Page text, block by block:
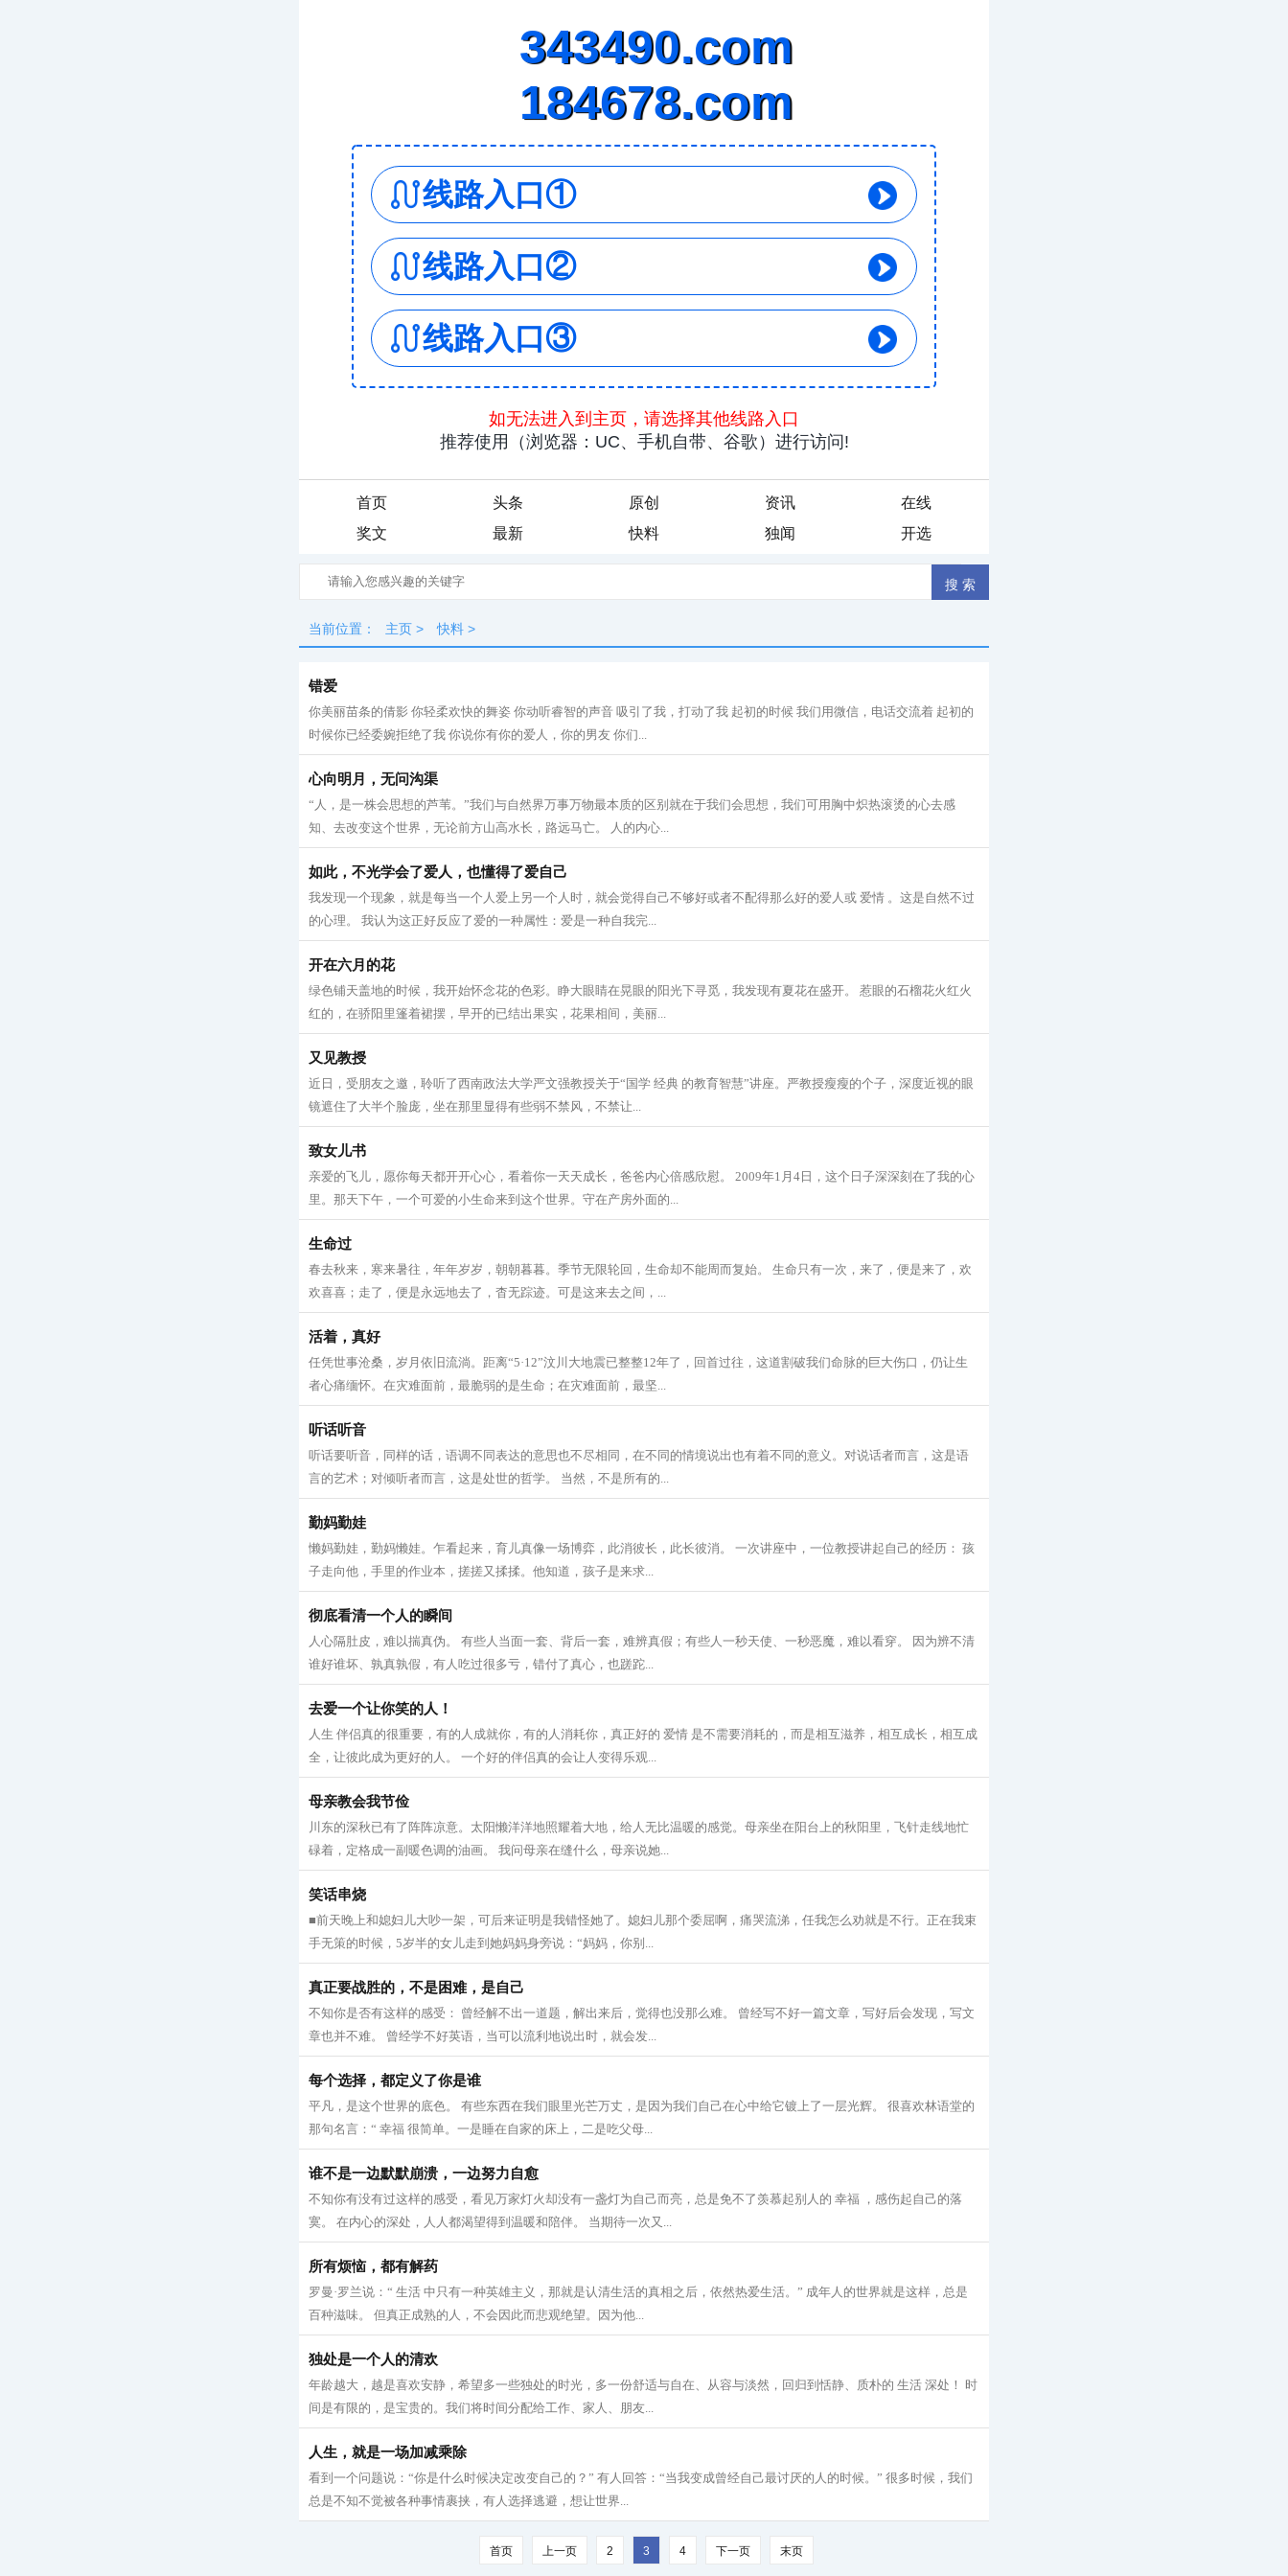
首页 头条 原创 资讯
在线
奖文
最新 快料 独闻 开选
当前位置： 主页 > 快料 >
错爱
你美丽苗条的倩影 你轻柔欢快的舞姿 你动听睿智的声音 吸引了我，打动了我 起初的时候 我们用微信，电话交流着 起初的
时候你已经委婉拒绝了我 你说你有你的爱人，你的男友 你们...
心向明月，无问沟渠
“人，是一株会思想的芦苇。”我们与自然界万事万物最本质的区别就在于我们会思想，我们可用胸中炽热滚烫的心去感
知、去改变这个世界，无论前方山高水长，路远马亡。 人的内心...
如此，不光学会了爱人，也懂得了爱自己
我发现一个现象，就是每当一个人爱上另一个人时，就会觉得自己不够好或者不配得那么好的爱人或 爱情 。这是自然不过
的心理。 我认为这正好反应了爱的一种属性：爱是一种自我完...
开在六月的花
绿色铺天盖地的时候，我开始怀念花的色彩。睁大眼睛在晃眼的阳光下寻觅，我发现有夏花在盛开。 惹眼的石榴花火红火
红的，在骄阳里篷着裙摆，早开的已结出果实，花果相间，美丽...
又见教授
近日，受朋友之邀，聆听了西南政法大学严文强教授关于“国学 经典 的教育智慧”讲座。严教授瘦瘦的个子，深度近视的眼
镜遮住了大半个脸庞，坐在那里显得有些弱不禁风，不禁让...
致女儿书
亲爱的飞儿，愿你每天都开开心心，看着你一天天成长，爸爸内心倍感欣慰。 2009年1月4日，这个日子深深刻在了我的心
里。那天下午，一个可爱的小生命来到这个世界。守在产房外面的...
生命过
春去秋来，寒来暑往，年年岁岁，朝朝暮暮。季节无限轮回，生命却不能周而复始。 生命只有一次，来了，便是来了，欢
欢喜喜；走了，便是永远地去了，杳无踪迹。可是这来去之间，...
活着，真好
任凭世事沧桑，岁月依旧流淌。距离“5·12”汶川大地震已整整12年了，回首过往，这道割破我们命脉的巨大伤口，仍让生
者心痛缅怀。在灾难面前，最脆弱的是生命；在灾难面前，最坚...
听话听音
听话要听音，同样的话，语调不同表达的意思也不尽相同，在不同的情境说出也有着不同的意义。对说话者而言，这是语
言的艺术；对倾听者而言，这是处世的哲学。 当然，不是所有的...
勤妈勤娃
懒妈勤娃，勤妈懒娃。乍看起来，育儿真像一场博弈，此消彼长，此长彼消。 一次讲座中，一位教授讲起自己的经历： 孩
子走向他，手里的作业本，搓搓又揉揉。他知道，孩子是来求...
彻底看清一个人的瞬间
人心隔肚皮，难以揣真伪。 有些人当面一套、背后一套，难辨真假；有些人一秒天使、一秒恶魔，难以看穿。 因为辨不清
谁好谁坏、孰真孰假，有人吃过很多亏，错付了真心，也蹉跎...
去爱一个让你笑的人！
人生 伴侣真的很重要，有的人成就你，有的人消耗你，真正好的 爱情 是不需要消耗的，而是相互滋养，相互成长，相互成
全，让彼此成为更好的人。 一个好的伴侣真的会让人变得乐观...
母亲教会我节俭
川东的深秋已有了阵阵凉意。太阳懒洋洋地照耀着大地，给人无比温暖的感觉。母亲坐在阳台上的秋阳里，飞针走线地忙
碌着，定格成一副暖色调的油画。 我问母亲在缝什么，母亲说她...
笑话串烧
■前天晚上和媳妇儿大吵一架，可后来证明是我错怪她了。媳妇儿那个委屈啊，痛哭流涕，任我怎么劝就是不行。正在我束
手无策的时候，5岁半的女儿走到她妈妈身旁说：“妈妈，你别...
真正要战胜的，不是困难，是自己
不知你是否有这样的感受： 曾经解不出一道题，解出来后，觉得也没那么难。 曾经写不好一篇文章，写好后会发现，写文
章也并不难。 曾经学不好英语，当可以流利地说出时，就会发...
每个选择，都定义了你是谁
平凡，是这个世界的底色。 有些东西在我们眼里光芒万丈，是因为我们自己在心中给它镀上了一层光辉。 很喜欢林语堂的
那句名言：“ 幸福 很简单。一是睡在自家的床上，二是吃父母...
谁不是一边默默崩溃，一边努力自愈
不知你有没有过这样的感受，看见万家灯火却没有一盏灯为自己而亮，总是免不了羡慕起别人的 幸福 ，感伤起自己的落
寞。 在内心的深处，人人都渴望得到温暖和陪伴。 当期待一次又...
所有烦恼，都有解药
罗曼·罗兰说：“ 生活 中只有一种英雄主义，那就是认清生活的真相之后，依然热爱生活。” 成年人的世界就是这样，总是
百种滋味。 但真正成熟的人，不会因此而悲观绝望。因为他...
独处是一个人的清欢
年龄越大，越是喜欢安静，希望多一些独处的时光，多一份舒适与自在、从容与淡然，回归到恬静、质朴的 生活 深处！ 时
间是有限的，是宝贵的。我们将时间分配给工作、家人、朋友...
人生，就是一场加减乘除
看到一个问题说：“你是什么时候决定改变自己的？” 有人回答：“当我变成曾经自己最讨厌的人的时候。” 很多时候，我们
总是不知不觉被各种事情裹挟，有人选择逃避，想让世界...
首页 上一页 2 3 4 下一页 末页